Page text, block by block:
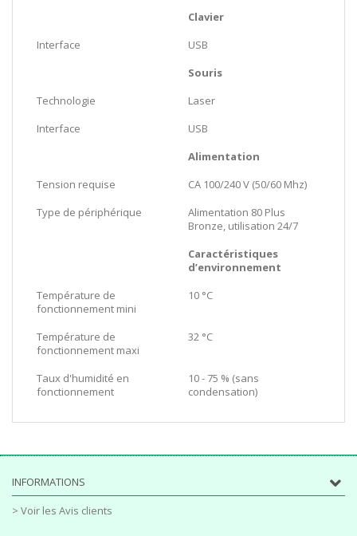
Clavier
Interface
USB
Souris
Technologie
Laser
Interface
USB
Alimentation
Tension requise
CA 100/240 V (50/60 Mhz)
Type de périphérique
Alimentation 80 Plus
Bronze, utilisation 24/7
Caractéristiques
d’environnement
Température de
fonctionnement mini
10 °C
Température de
fonctionnement maxi
32 °C
Taux d'humidité en
fonctionnement
10 - 75 % (sans
condensation)
INFORMATIONS
> Voir les Avis clients